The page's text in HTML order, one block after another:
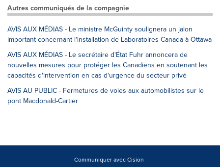
Autres communiqués de la compagnie
AVIS AUX MÉDIAS - Le ministre McGuinty soulignera un jalon
important concernant l'installation de Laboratoires Canada à Ottawa
AVIS AUX MÉDIAS - Le secrétaire d'État Fuhr annoncera de
nouvelles mesures pour protéger les Canadiens en soutenant les
capacités d'intervention en cas d'urgence du secteur privé
AVIS AU PUBLIC - Fermetures de voies aux automobilistes sur le
pont Macdonald-Cartier
Communiquer avec Cision